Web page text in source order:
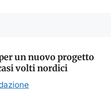
un nuovo progetto
volti nordici